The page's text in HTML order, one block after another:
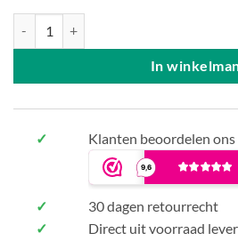
In
✓ Klanten beoordelen
✓
30 dagen retourrecht
✓
Direct uit voorraad